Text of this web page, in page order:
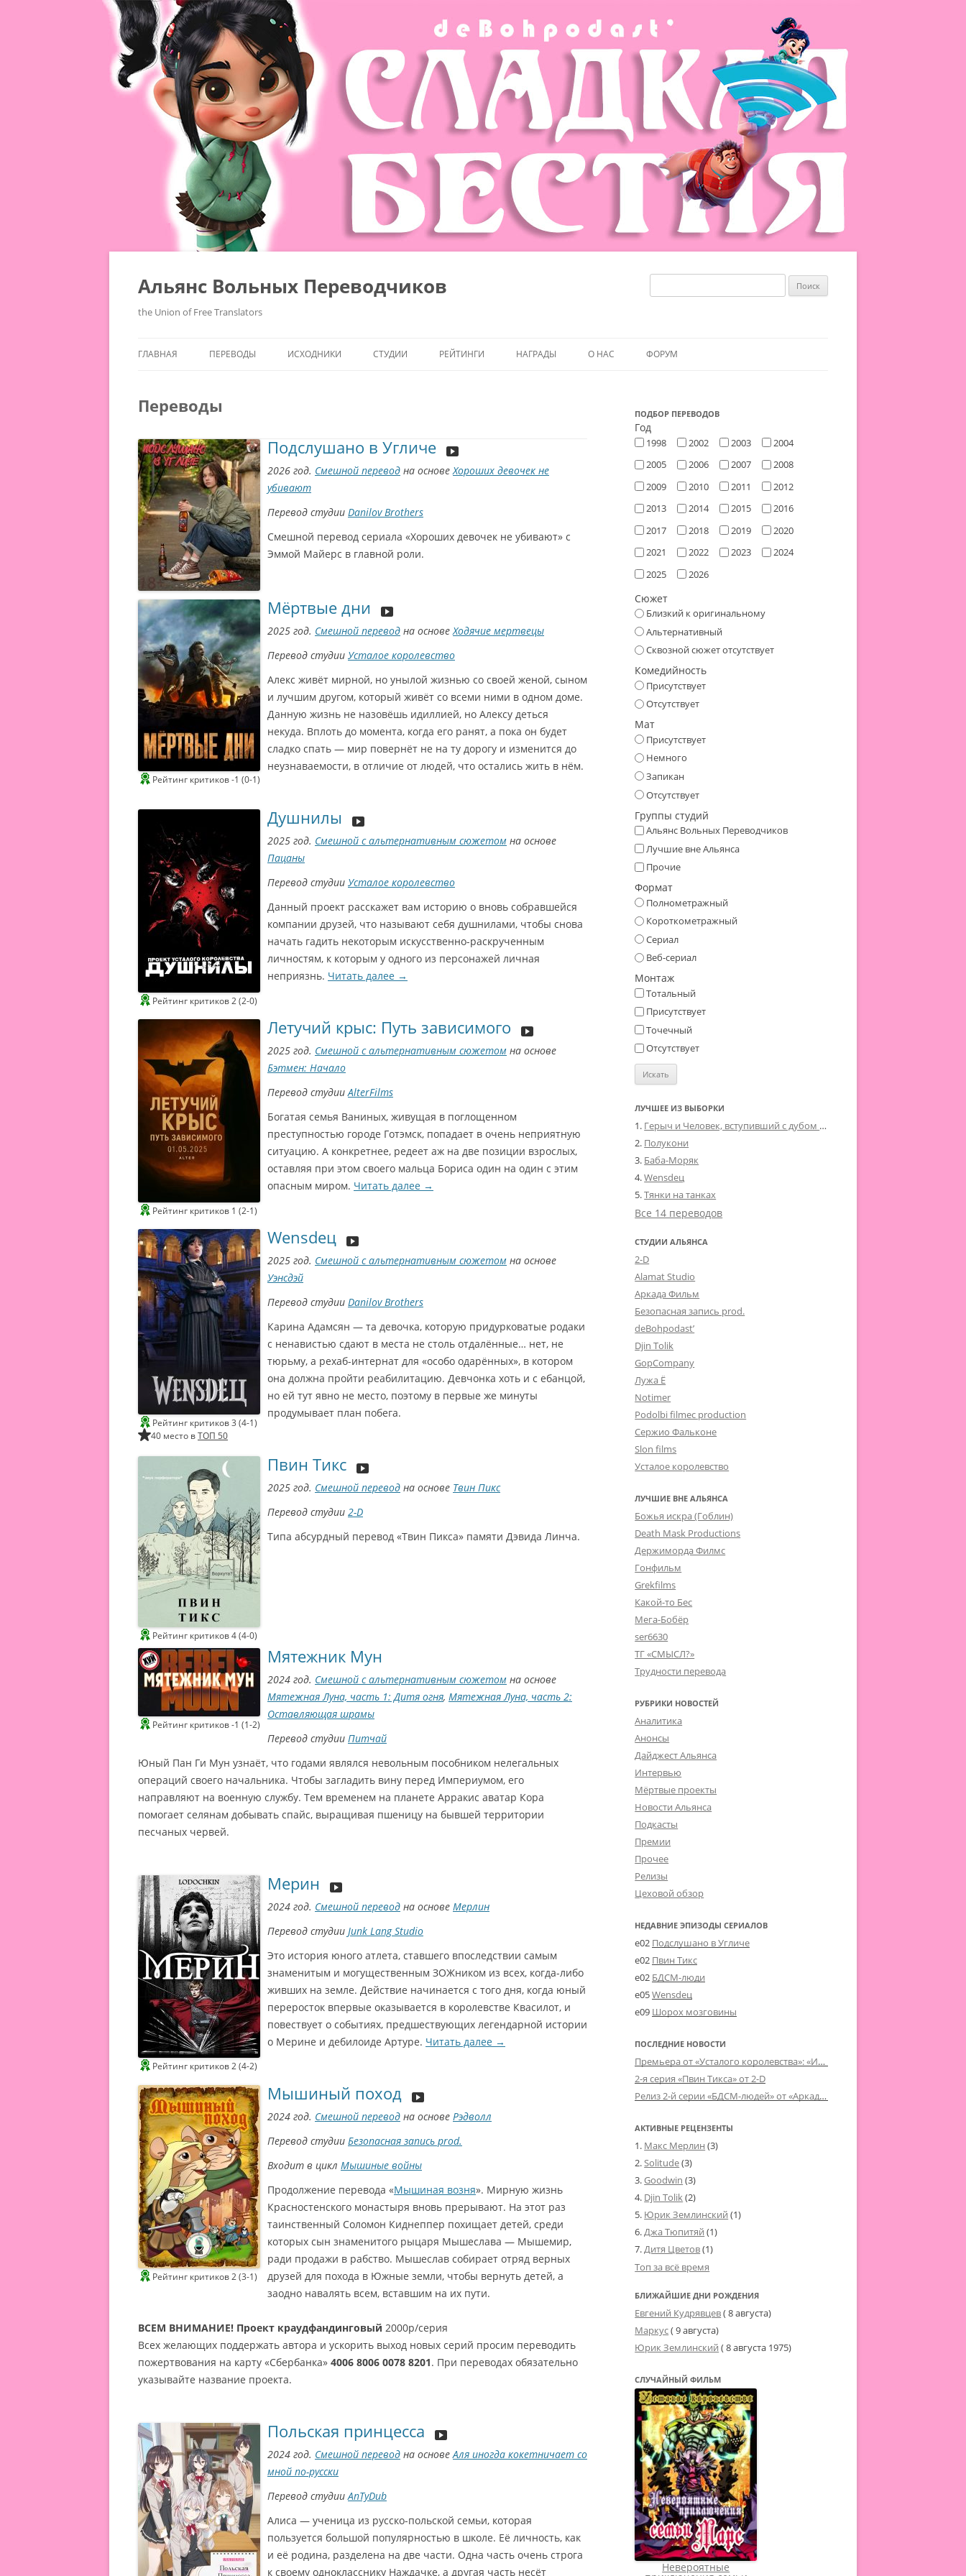
Альянс Вольных Переводчиков
the Union of Free Translators
Найти:
ГЛАВНАЯ ПЕРЕВОДЫ ИСХОДНИКИ СТУДИИ РЕЙТИНГИ НАГРАДЫ О НАС
ВСТУПЛЕНИЕ В АЛЬЯНС
ИСТОРИЯ АЛЬЯНСА
ФОРУМ
Переводы
Подслушано в Угличе
2026 год. Смешной перевод на основеХороших девочек не
убивают
Перевод студии Danilov Brothers
Смешной перевод сериала «Хороших девочек не убивают» с
Эммой Майерс в главной роли.
Рейтинг критиков -1 (0-1)
Мёртвые дни
2025 год. Смешной перевод на основеХодячие мертвецы
Перевод студии Усталое королевство
Алекс живёт мирной, но унылой жизнью со своей женой, сыном
и лучшим другом, который живёт со всеми ними в одном доме.
Данную жизнь не назовёшь идиллией, но Алексу деться
некуда. Вплоть до момента, когда его ранят, а пока он будет
сладко спать — мир повернёт не на ту дорогу и изменится до
неузнаваемости, в отличие от людей, что остались жить в нём.
Рейтинг критиков 2 (2-0)
Душнилы
2025 год. Смешной с альтернативным сюжетом на основе
Пацаны
Перевод студии Усталое королевство
Данный проект расскажет вам историю о вновь собравшейся
компании друзей, что называют себя душнилами, чтобы снова
начать гадить некоторым искусственно-раскрученным
личностям, к которым у одного из персонажей личная
неприязнь. Читать далее →
Рейтинг критиков 1 (2-1)
Летучий крыс: Путь зависимого
2025 год. Смешной с альтернативным сюжетом на основе
Бэтмен: Начало
Перевод студииAlterFilms
Богатая семья Ваниных, живущая в поглощенном
преступностью городе Готэмск, попадает в очень неприятную
ситуацию. А конкретнее, редеет аж на две позиции взрослых,
оставляя при этом своего мальца Бориса один на один с этим
опасным миром. Читать далее →
Рейтинг критиков 3 (4-1)
40 место вТОП 50
Wensdeц
2025 год. Смешной с альтернативным сюжетом на основе
Уэнсдэй
Перевод студии Danilov Brothers
Карина Адамсян — та девочка, которую придурковатые родаки
с ненавистью сдают в места не столь отдалённые… нет, не
тюрьму, а рехаб-интернат для «особо одарённых», в котором
она должна пройти реабилитацию. Девчонка хоть и с ебанцой,
но ей тут явно не место, поэтому в первые же минуты
продумывает план побега.
Рейтинг критиков 4 (4-0)
Пвин Тикс
2025 год. Смешной перевод на основе Твин Пикс
Перевод студии 2-D
Типа абсурдный перевод «Твин Пикса» памяти Дэвида Линча.
Рейтинг критиков -1 (1-2)
Мятежник Мун
2024 год. Смешной с альтернативным сюжетом на основе
Мятежная Луна, часть 1: Дитя огня, Мятежная Луна, часть 2:
Оставляющая шрамы
Перевод студии Питчай
Юный Пан Ги Мун узнаёт, что годами являлся невольным пособником нелегальных
операций своего начальника. Чтобы загладить вину перед Империумом, его
направляют на военную службу. Тем временем на планете Арракис аватар Кора
помогает селянам добывать спайс, выращивая пшеницу на бывшей территории
песчаных червей.
Рейтинг критиков 2 (4-2)
Мерин
2024 год. Смешной перевод на основе Мерлин
Перевод студии Junk Lang Studio
Это история юного атлета, ставшего впоследствии самым
знаменитым и могущественным ЗОЖником из всех, когда-либо
живших на земле. Действие начинается с того дня, когда юный
переросток впервые оказывается в королевстве Квасилот, и
повествует о событиях, предшествующих легендарной истории
о Мерине и дебилоиде Артуре. Читать далее →
Рейтинг критиков 2 (3-1)
Мышиный поход
2024 год. Смешной перевод на основе Рэдволл
Перевод студии Безопасная запись prod.
Входит в цикл Мышиные войны
Продолжение перевода «Мышиная возня». Мирную жизнь
Красностенского монастыря вновь прерывают. На этот раз
таинственный Соломон Киднеппер похищает детей, среди
которых сын знаменитого рыцаря Мышеслава — Мышемир,
ради продажи в рабство. Мышеслав собирает отряд верных
друзей для похода в Южные земли, чтобы вернуть детей, а
заодно навалять всем, вставшим на их пути.
ВСЕМ ВНИМАНИЕ! Проект краудфандинговый 2000р/серия
Всех желающих поддержать автора и ускорить выход новых серий просим переводить
пожертвования на карту «Сбербанка» 4006 8006 0078 8201. При переводах обязательно
указывайте название проекта.
Польская принцесса
2024 год. Смешной перевод на основеАля иногда кокетничает со
мной по-русски
Перевод студииAnTyDub
Алиса — ученица из русско-польской семьи, которая
пользуется большой популярностью в школе. Её личность, как
и её родина, разделена на две части. Одна часть очень строга
к своему однокласснику Наждачке, а другая часть несёт
ПОДБОР ПЕРЕВОДОВ
Год
1998 2002 2003
2004
2005
2006 2007
2008
2009
2010 2011
2012
2013
2014 2015
2016
2017
2018 2019
2020
2021
2022 2023
2024
2025
2026
Сюжет
Близкий к оригинальному
Альтернативный
Сквозной сюжет отсутствует
Комедийность
Присутствует
Отсутствует
Мат
Присутствует
Немного
Запикан
Отсутствует
Группы студий
Альянс Вольных Переводчиков
Лучшие вне Альянса
Прочие
Формат
Полнометражный
Короткометражный
Сериал
Веб-сериал
Монтаж
Тотальный
Присутствует
Точечный
Отсутствует
ЛУЧШЕЕ ИЗ ВЫБОРКИ
Герыч и Человек, вступивший с дубом в близкие контакты третьей степени
Полукони
Баба-Моряк
Wensdeц
Тянки на танках
Все 14 переводов
СТУДИИ АЛЬЯНСА
2-D
Alamat Studio
Аркада Фильм
Безопасная запись prod.
deBohpodast’
Djin Tolik
GopCompany
Лужа Ё
Notimer
Podolbi filmec production
Сержио Фальконе
Slon films
Усталое королевство
ЛУЧШИЕ ВНЕ АЛЬЯНСА
Божья искра (Гоблин)
Death Mask Productions
Держиморда Филмс
Гонфильм
Grekfilms
Какой-то Бес
Мега-Бобёр
ser6630
ТГ «СМЫСЛ?»
Трудности перевода
РУБРИКИ НОВОСТЕЙ
Аналитика
Анонсы
Дайджест Альянса
Интервью
Мёртвые проекты
Новости Альянса
Подкасты
Премии
Прочее
Релизы
Цеховой обзор
НЕДАВНИЕ ЭПИЗОДЫ СЕРИАЛОВ
e02 Подслушано в Угличе
e02 Пвин Тикс
e02 БДСМ-люди
e05Wensdeц
e09 Шорох мозговины
ПОСЛЕДНИЕ НОВОСТИ
Премьера от «Усталого королевства»: «Игорь начал»
2-я серия «Пвин Тикса» от 2-D
Релиз 2-й серии «БДСМ-людей» от «Аркада Фильм»
АКТИВНЫЕ РЕЦЕНЗЕНТЫ
Макс Мерлин (3)
Solitude(3)
Goodwin (3)
Djin Tolik(2)
Юрик Землинский (1)
Джа Тюпитяй (1)
Дитя Цветов(1)
Топ за всё время
БЛИЖАЙШИЕ ДНИ РОЖДЕНИЯ
Евгений Кудрявцев( 8 августа)
Маркус( 9 августа)
Юрик Землинский (8 августа 1975)
СЛУЧАЙНЫЙ ФИЛЬМ
Невероятные